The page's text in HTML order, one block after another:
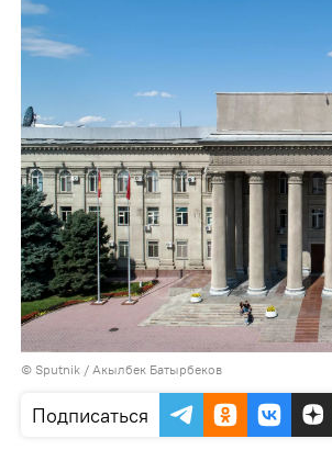
© Sputnik / Акылбек Батырбеков
Подписаться